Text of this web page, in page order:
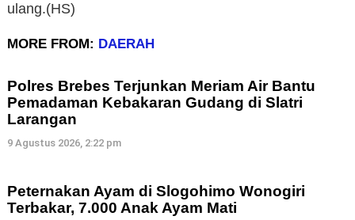
ulang.(HS)
MORE FROM: DAERAH
Polres Brebes Terjunkan Meriam Air Bantu
Pemadaman Kebakaran Gudang di Slatri
Larangan
9 Agustus 2026, 2:22 pm
Peternakan Ayam di Slogohimo Wonogiri
Terbakar, 7.000 Anak Ayam Mati